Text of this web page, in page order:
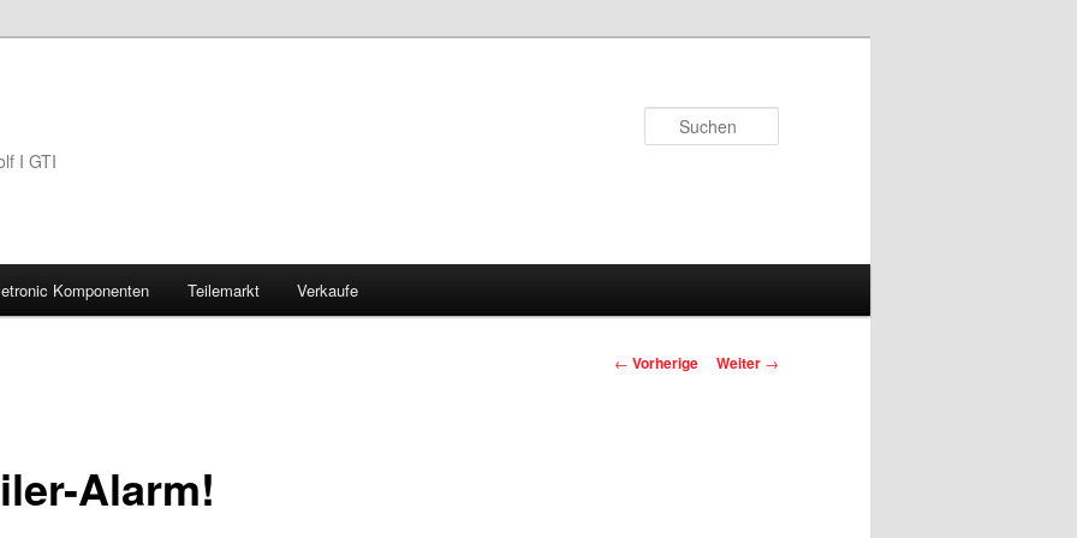
I GTI
Komponenten Teilemarkt Verkaufe
Beitrags-
← Vorherige Weiter →
Alarm!